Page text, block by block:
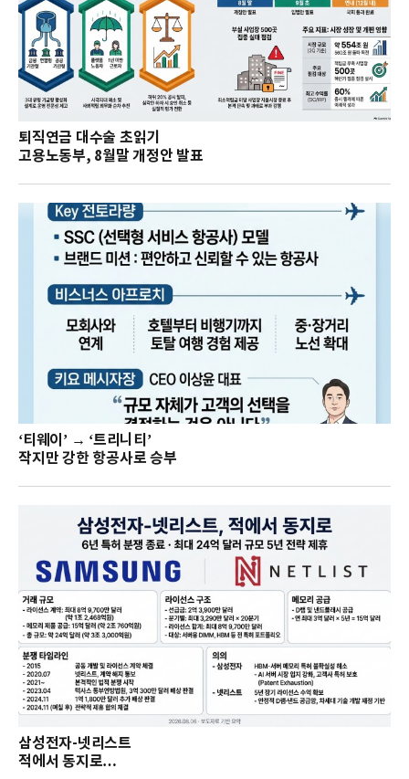
퇴직연금 대수술 초읽기
고용노동부, 8월말 개정안 발표
‘티웨이’ → ‘트리니티’
작지만 강한 항공사로 승부
삼성전자-넷리스트
적에서 동지로…